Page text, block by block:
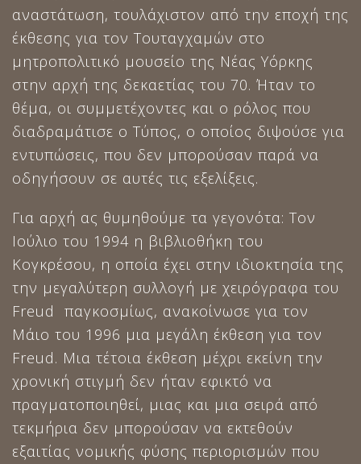
αναστάτωση, τουλάχιστον από την εποχή της
έκθεσης για τον Τουταγχαμών στο
μητροπολιτικό μουσείο της Νέας Υόρκης
στην αρχή της δεκαετίας του 70. Ήταν το
θέμα, οι συμμετέχοντες και ο ρόλος που
διαδραμάτισε ο Τύπος, ο οποίος διψούσε για
εντυπώσεις, που δεν μπορούσαν παρά να
οδηγήσουν σε αυτές τις εξελίξεις.
Για αρχή ας θυμηθούμε τα γεγονότα: Τον
Ιούλιο του 1994 η βιβλιοθήκη του
Κογκρέσου, η οποία έχει στην ιδιοκτησία της
την μεγαλύτερη συλλογή με χειρόγραφα του
Freud παγκοσμίως, ανακοίνωσε για τον
Μάιο του 1996 μια μεγάλη έκθεση για τον
Freud. Μια τέτοια έκθεση μέχρι εκείνη την
χρονική στιγμή δεν ήταν εφικτό να
πραγματοποιηθεί, μιας και μια σειρά από
τεκμήρια δεν μπορούσαν να εκτεθούν
εξαιτίας νομικής φύσης περιορισμών που